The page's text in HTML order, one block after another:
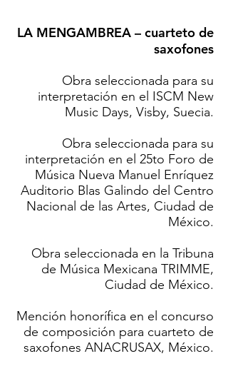
LA MENGAMBREA – cuarteto de
saxofones
Obra seleccionada para su
interpretación en el ISCM New
Music Days, Visby, Suecia.
Obra seleccionada para su
interpretación en el 25to Foro de
Música Nueva Manuel Enríquez
Auditorio Blas Galindo del Centro
Nacional de las Artes, Ciudad de
México.
Obra seleccionada en la Tribuna
de Música Mexicana TRIMME,
Ciudad de México.
Mención honorífica en el concurso
de composición para cuarteto de
saxofones ANACRUSAX, México.